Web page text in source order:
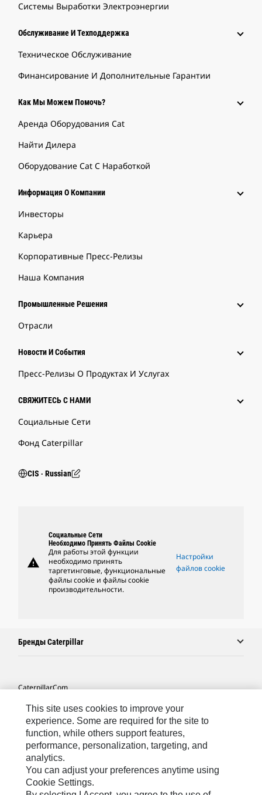
Системы Выработки Электроэнергии
Обслуживание И Техподдержка
Техническое Обслуживание
Финансирование И Дополнительные Гарантии
Как Мы Можем Помочь?
Аренда Оборудования Cat
Найти Дилера
Оборудование Cat С Наработкой
Информация О Компании
Инвесторы
Карьера
Корпоративные Пресс-Релизы
Наша Компания
Промышленные Решения
Отрасли
Новости И События
Пресс-Релизы О Продуктах И Услугах
СВЯЖИТЕСЬ С НАМИ
Социальные Сети
Фонд Caterpillar
CIS ‧ Russian
warning
Социальные Сети
Необходимо Принять Файлы Cookie
Для работы этой функции
необходимо принять
таргетинговые, функциональные
файлы cookie и файлы cookie
производительности.
Настройки
файлов cookie
Бренды Caterpillar
Caterpillar.com
Связаться С Caterpillar
Карта Сайта
Cookie Settings
Юридическая Информация
Конфиденциальность Личных Данных
This site uses cookies to improve your
experience. Some are required for the site to
function, while others support features,
performance, personalization, targeting, and
analytics.
You can adjust your preferences anytime using
Cookie Settings.